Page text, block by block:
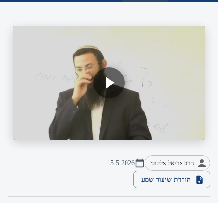
הרב אריאל אלקובי 15.5.2026
הורדת שיעור שמע